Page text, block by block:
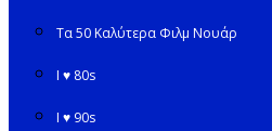
Τα 50 Καλύτερα Φιλμ Νουάρ
I ♥ 80s
I ♥ 90s